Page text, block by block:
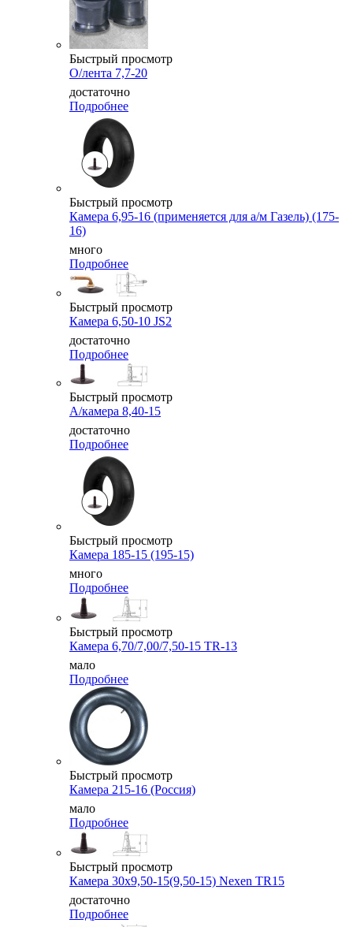
Быстрый просмотр
О/лента 7,7-20
достаточно
Подробнее
Быстрый просмотр
Камера 6,95-16 (применяется для а/м Газель) (175-
16)
много
Подробнее
Быстрый просмотр
Камера 6,50-10 JS2
достаточно
Подробнее
Быстрый просмотр
А/камера 8,40-15
достаточно
Подробнее
Быстрый просмотр
Камера 185-15 (195-15)
много
Подробнее
Быстрый просмотр
Камера 6,70/7,00/7,50-15 TR-13
мало
Подробнее
Быстрый просмотр
Камера 215-16 (Россия)
мало
Подробнее
Быстрый просмотр
Камера 30x9,50-15(9,50-15) Nexen TR15
достаточно
Подробнее